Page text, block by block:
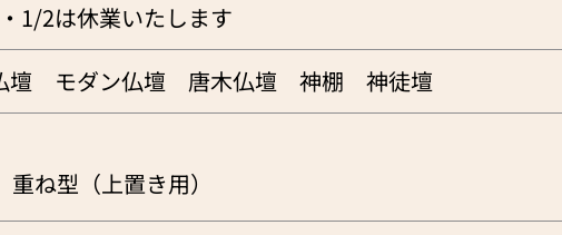
1/2は休業いたします
壇 モダン仏壇 唐木仏壇 神棚 神徒壇
ね型（上置き用）